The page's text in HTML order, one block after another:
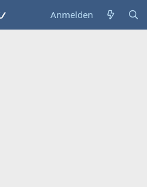
Anmelden